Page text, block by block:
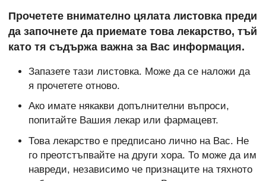
Прочетете внимателно цялата листовка преди
да започнете да приемате това лекарство, тъй
като тя съдържа важна за Вас информация.
Запазете тази листовка. Може да се наложи да
я прочетете отново.
Ако имате някакви допълнителни въпроси,
попитайте Вашия лекар или фармацевт.
Това лекарство е предписано лично на Вас. Не
го преотстъпвайте на други хора. То може да им
навреди, независимо че признаците на тяхното